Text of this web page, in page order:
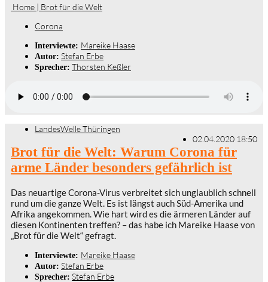
Home | Brot für die Welt
Corona
Interviewte: Mareike Haase
Autor: Stefan Erbe
Sprecher: Thorsten Keßler
LandesWelle Thüringen
02.04.2020 18:50
Brot für die Welt: Warum Corona für
arme Länder besonders gefährlich ist
Das neuartige Corona-Virus verbreitet sich unglaublich schnell
rund um die ganze Welt. Es ist längst auch Süd-Amerika und
Afrika angekommen. Wie hart wird es die ärmeren Länder auf
diesen Kontinenten treffen? – das habe ich Mareike Haase von
„Brot für die Welt“ gefragt.
Interviewte: Mareike Haase
Autor: Stefan Erbe
Sprecher: Stefan Erbe